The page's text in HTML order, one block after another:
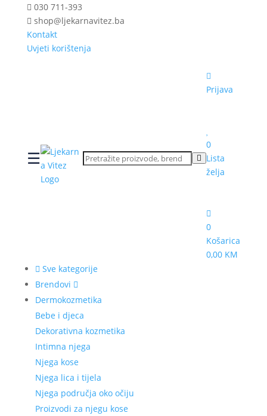
030 711-393
shop@ljekarnavitez.ba
Kontakt
Uvjeti korištenja
☰
Prijava
0
Lista
želja
0
Košarica
0,00 KM
Sve kategorije
Brendovi
Dermokozmetika
Bebe i djeca
Dekorativna kozmetika
Intimna njega
Njega kose
Njega lica i tijela
Njega područja oko očiju
Proizvodi za njegu kose